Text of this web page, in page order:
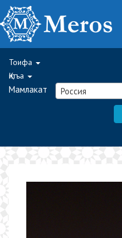
Тоифа
Қитъа
Мамлакат Россия